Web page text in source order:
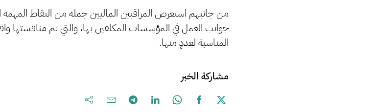
من جانبهم استعرض المراقبين الماليين جملة من النقاط
جوانب العمل في المؤسسات المكلفين بها، والتي تم مناقشتها
المناسبة لعددٍ منها.
مشاركة الخبر